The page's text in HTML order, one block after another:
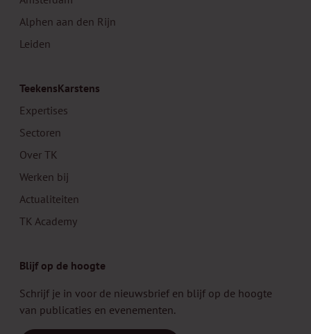
Alphen aan den Rijn
Leiden
TeekensKarstens
Expertises
Sectoren
Over TK
Werken bij
Actualiteiten
TK Academy
Blijf op de hoogte
Schrijf je in voor de nieuwsbrief en blijf op de hoogte
van publicaties en evenementen.